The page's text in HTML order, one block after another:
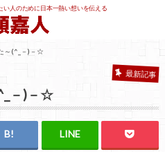
い人のために日本一熱い想いを伝える
～(^_－)－☆
最新記事
－)－☆